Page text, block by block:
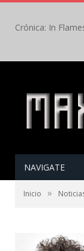
NAVIGATE
Inicio »